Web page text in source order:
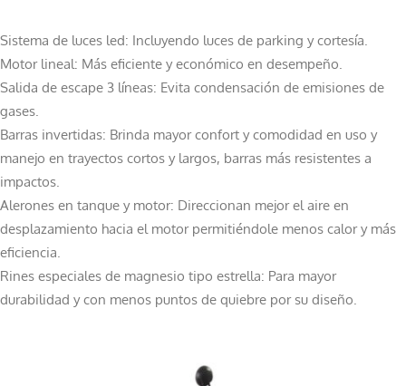
Sistema de luces led: Incluyendo luces de parking y cortesía.
Motor lineal: Más eficiente y económico en desempeño.
Salida de escape 3 líneas: Evita condensación de emisiones de
gases.
Barras invertidas: Brinda mayor confort y comodidad en uso y
manejo en trayectos cortos y largos, barras más resistentes a
impactos.
Alerones en tanque y motor: Direccionan mejor el aire en
desplazamiento hacia el motor permitiéndole menos calor y más
eficiencia.
Rines especiales de magnesio tipo estrella: Para mayor
durabilidad y con menos puntos de quiebre por su diseño.